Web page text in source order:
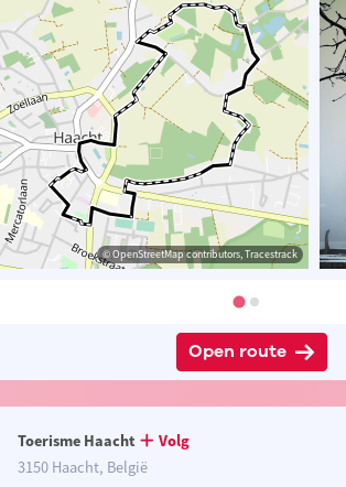
© OpenStreetMap contributors, Tracestrack
Open route
Toerisme Haacht
Volg
3150 Haacht, België